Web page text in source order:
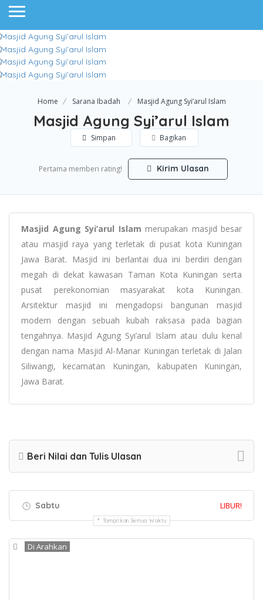
Home Sarana Ibadah Masjid Agung Syi’arul Islam
Masjid Agung Syi’arul Islam
Simpan Bagikan
Pertama memberi rating! Kirim Ulasan
Masjid Agung Syi’arul Islam merupakan masjid besar
atau masjid raya yang terletak di pusat kota Kuningan
Jawa Barat. Masjid ini berlantai dua ini berdiri dengan
megah di dekat kawasan Taman Kota Kuningan serta
pusat perekonomian masyarakat kota Kuningan.
Arsitektur masjid ini mengadopsi bangunan masjid
modern dengan sebuah kubah raksasa pada bagian
tengahnya. Masjid Agung Syi’arul Islam atau dulu kenal
dengan nama Masjid Al-Manar Kuningan terletak di Jalan
Siliwangi, kecamatan Kuningan, kabupaten Kuningan,
Jawa Barat.
Beri Nilai dan Tulis Ulasan
Sabtu LIBUR!
Tampilkan Semua Waktu
Di Arahkan